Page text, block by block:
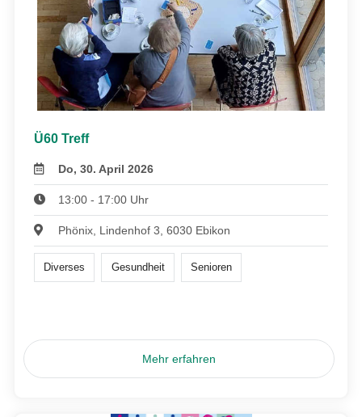
Ü60 Treff
Do, 30. April 2026
13:00 - 17:00 Uhr
Phönix, Lindenhof 3, 6030 Ebikon
Diverses Gesundheit Senioren
Mehr erfahren